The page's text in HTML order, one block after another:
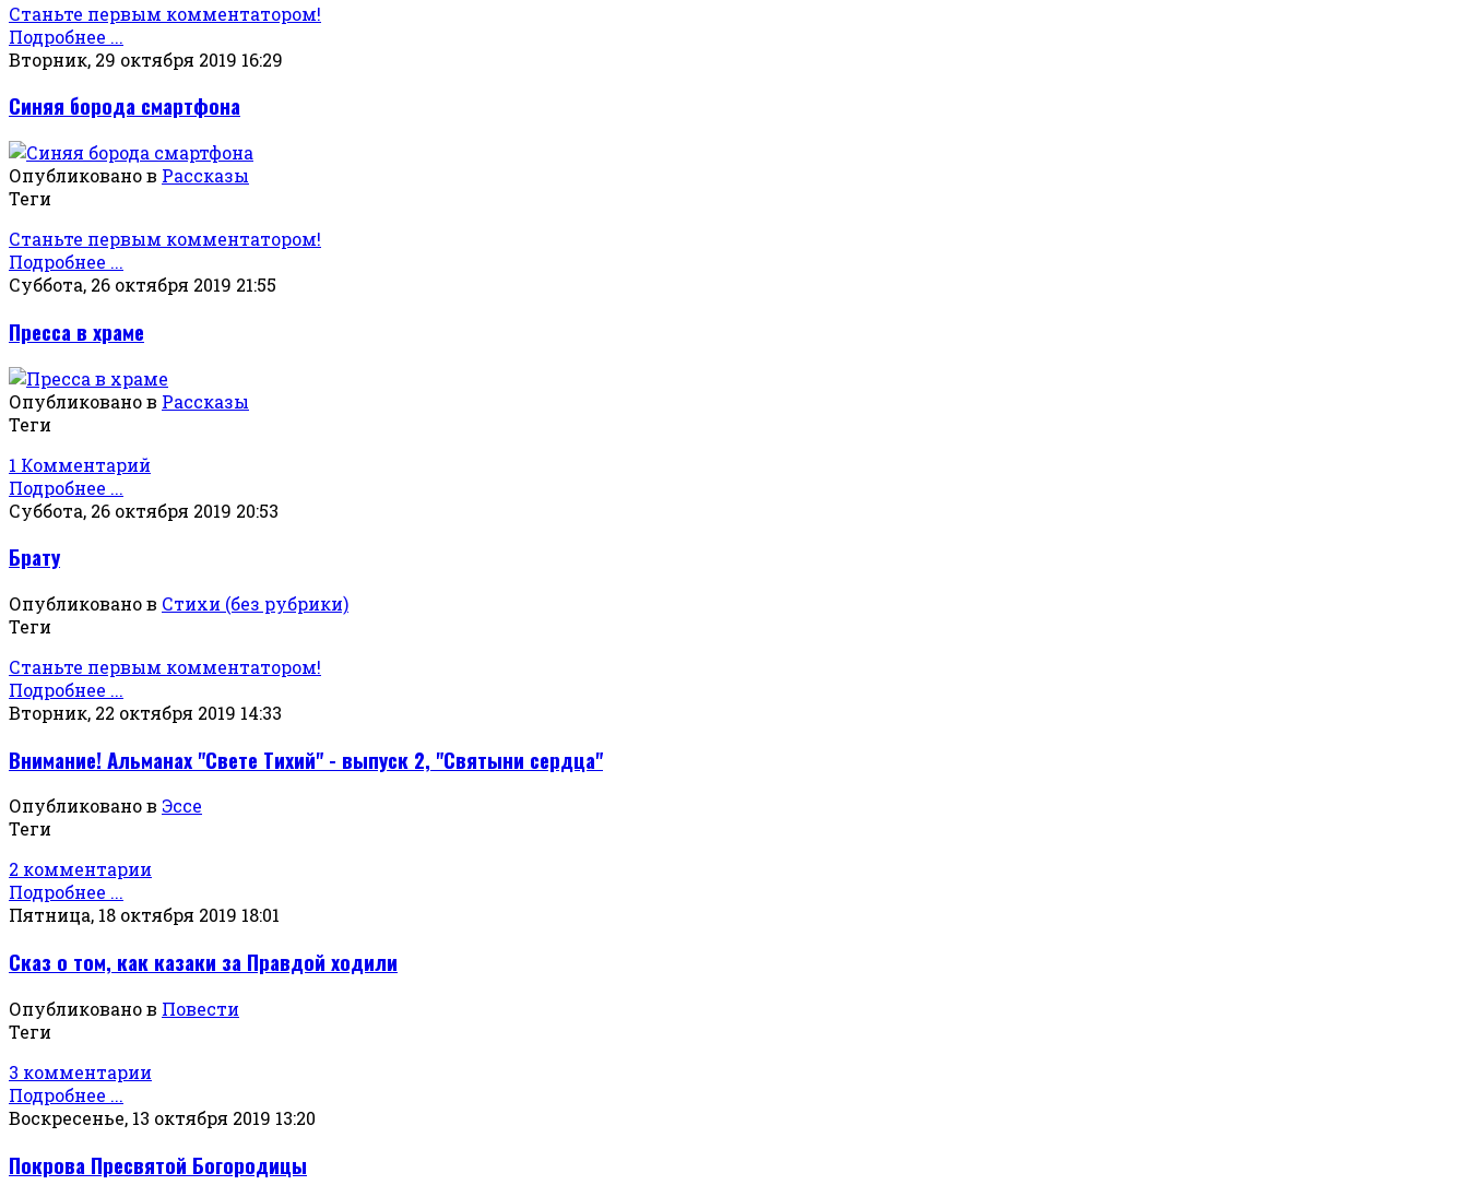
Станьте первым комментатором!
Подробнее ...
Вторник, 29 октября 2019 16:29
Синяя борода смартфона
Опубликовано в Рассказы
Теги
Станьте первым комментатором!
Подробнее ...
Суббота, 26 октября 2019 21:55
Пресса в храме
Опубликовано в Рассказы
Теги
1 Комментарий
Подробнее ...
Суббота, 26 октября 2019 20:53
Брату
Опубликовано в Стихи (без рубрики)
Теги
Станьте первым комментатором!
Подробнее ...
Вторник, 22 октября 2019 14:33
Внимание! Альманах "Свете Тихий" - выпуск 2, "Святыни сердца"
Опубликовано в Эссе
Теги
2 комментарии
Подробнее ...
Пятница, 18 октября 2019 18:01
Сказ о том, как казаки за Правдой ходили
Опубликовано в Повести
Теги
3 комментарии
Подробнее ...
Воскресенье, 13 октября 2019 13:20
Покрова Пресвятой Богородицы